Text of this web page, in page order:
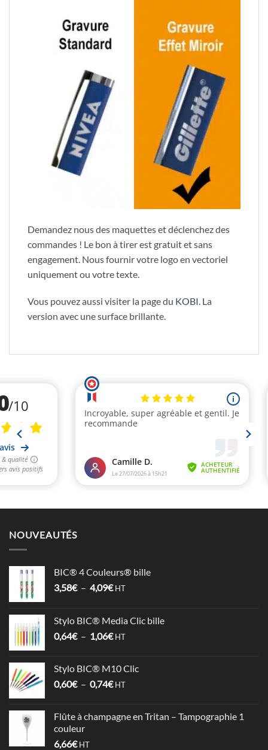
Demandez nous des maquettes et déclenchez des
commandes ! Le bon à tirer est gratuit et sans
engagement. Nous fournir votre logo en vectoriel
uniquement ou votre texte.
Vous pouvez aussi visiter la page du KOBI. La
version avec une surface brillante.
NOUVEAUTÉS
BIC® 4 Couleurs® bille
3,58€ – 4,09€Plage
3,58€
à
HT
Stylo BIC® Media Clic bille
0,64€ – 1,06€Plage
0,64€
à
HT
Stylo BIC® M10 Clic
0,60€ – 0,74€Plage
0,60€
HT
Flûte à champagne en Tritan – Tampographie 1
couleur
6,66€ HT